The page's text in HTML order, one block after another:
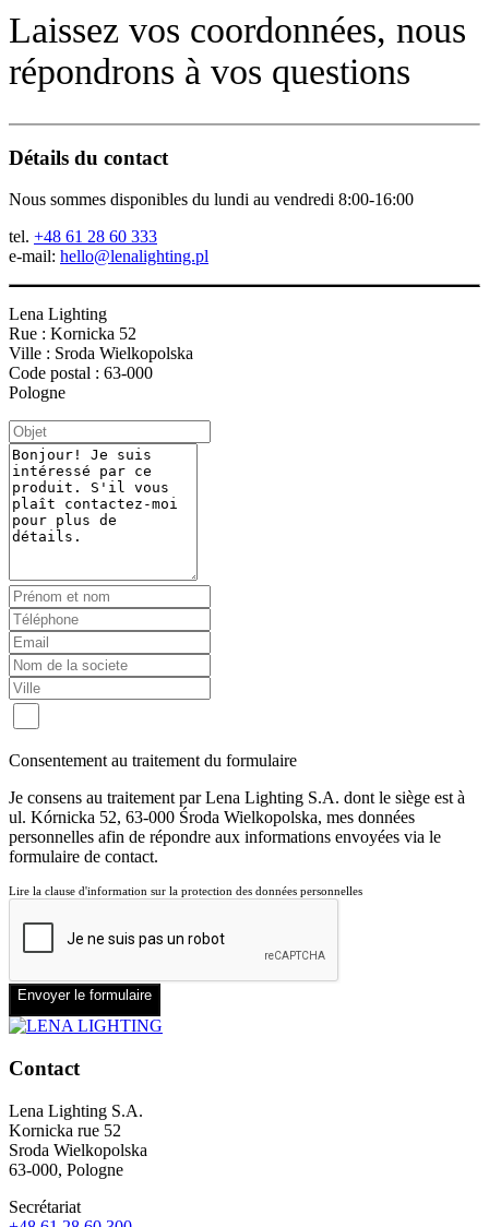
Laissez vos coordonnées, nous
répondrons à vos questions
Détails du contact
Nous sommes disponibles du lundi au vendredi 8:00-16:00
tel. +48 61 28 60 333
e-mail: hello@lenalighting.pl
Lena Lighting
Rue : Kornicka 52
Ville : Sroda Wielkopolska
Code postal : 63-000
Pologne
Consentement au traitement du formulaire
Je consens au traitement par Lena Lighting S.A. dont le siège est à
ul. Kórnicka 52, 63-000 Środa Wielkopolska, mes données
personnelles afin de répondre aux informations envoyées via le
formulaire de contact.
Lire la clause d'information sur la protection des données personnelles
Envoyer le formulaire
Contact
Lena Lighting S.A.
Kornicka rue 52
Sroda Wielkopolska
63-000, Pologne
Secrétariat